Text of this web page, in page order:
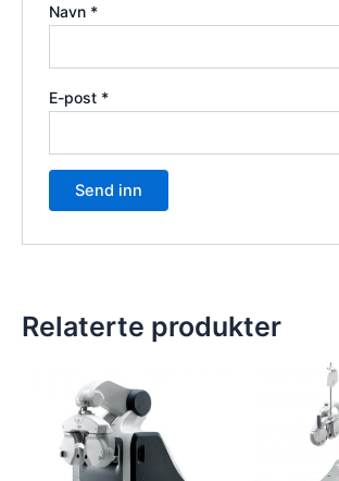
Navn *
E-post *
Relaterte produkter